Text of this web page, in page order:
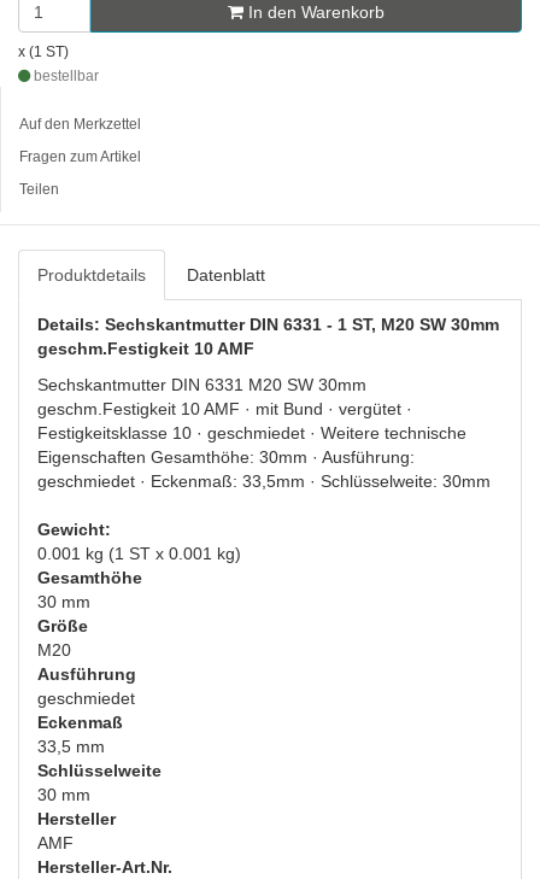
In den Warenkorb
x (1 ST)
bestellbar
Auf den Merkzettel
Fragen zum Artikel
Teilen
Produktdetails Datenblatt
Details: Sechskantmutter DIN 6331 - 1 ST, M20 SW 30mm
geschm.Festigkeit 10 AMF
Sechskantmutter DIN 6331 M20 SW 30mm
geschm.Festigkeit 10 AMF · mit Bund · vergütet ·
Festigkeitsklasse 10 · geschmiedet · Weitere technische
Eigenschaften Gesamthöhe: 30mm · Ausführung:
geschmiedet · Eckenmaß: 33,5mm · Schlüsselweite: 30mm
Gewicht:
0.001 kg (1 ST x 0.001 kg)
Gesamthöhe
30 mm
Größe
M20
Ausführung
geschmiedet
Eckenmaß
33,5 mm
Schlüsselweite
30 mm
Hersteller
AMF
Hersteller-Art.Nr.